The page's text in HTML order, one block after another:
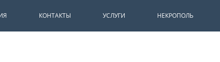
КОНТАКТЫ УСЛУГИ НЕКРОПОЛЬ